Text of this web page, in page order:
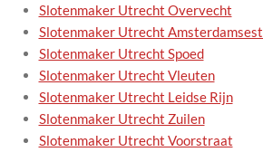
Slotenmaker Utrecht Overvecht
Slotenmaker Utrecht
Slotenmaker Utrecht Spoed
Slotenmaker Utrecht Vleuten
Slotenmaker Utrecht Leidse Rijn
Slotenmaker Utrecht Zuilen
Slotenmaker Utrecht Voorstraat